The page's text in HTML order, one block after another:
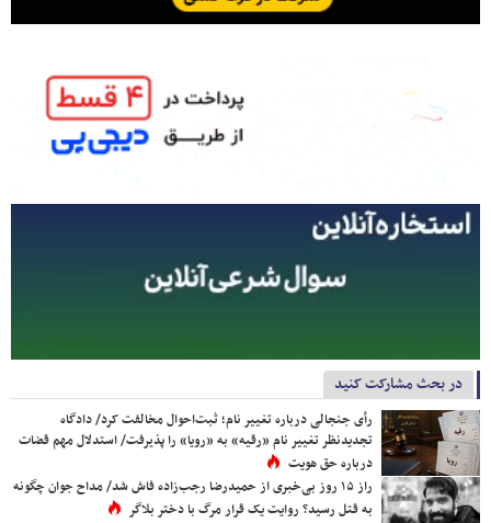
در بحث مشارکت کنید
رأی جنجالی درباره تغییر نام؛ ثبت‌احوال مخالفت کرد/ دادگاه
تجدیدنظر تغییر نام «رقیه» به «رویا» را پذیرفت/ استدلال مهم قضات
درباره حق هویت
راز ۱۵ روز بی‌خبری از حمیدرضا رجب‌زاده فاش شد/ مداح جوان چگونه
به قتل رسید؟ روایت یک قرار مرگ با دختر بلاگر